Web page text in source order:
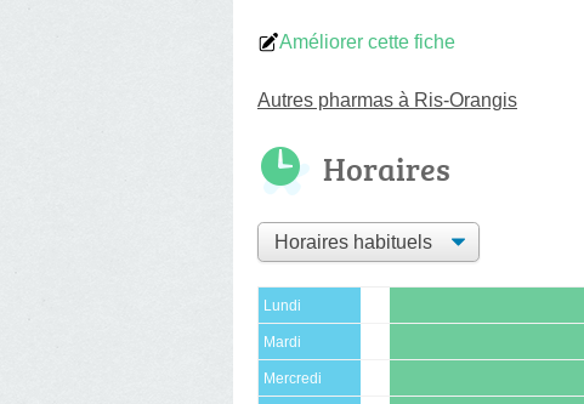
Améliorer cette fiche
Autres pharmas à Ris-Orangis
Horaires
Lundi
Mardi
Mercredi